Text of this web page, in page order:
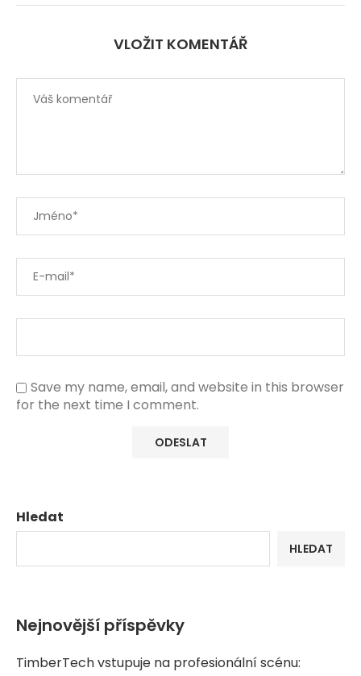
VLOŽIT KOMENTÁŘ
Save my name, email, and website in this browser
for the next time I comment.
Hledat
HLEDAT
Nejnovější příspěvky
TimberTech vstupuje na profesionální scénu: